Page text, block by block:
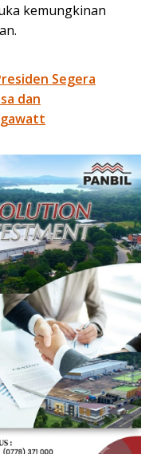
kemungkinan
Segera
dan